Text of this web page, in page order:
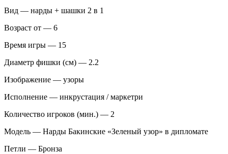
Вид — нарды + шашки 2 в 1
Возраст от — 6
Время игры — 15
Диаметр фишки (см) — 2.2
Изображение — узоры
Исполнение — инкрустация / маркетри
Количество игроков (мин.) — 2
Модель — Нарды Бакинские «Зеленый узор» в дипломате
Петли — Бронза